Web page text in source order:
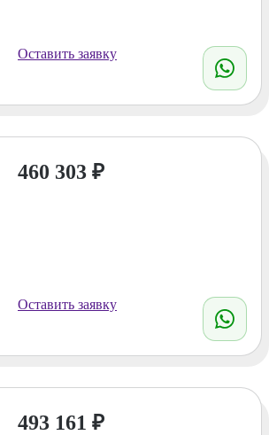
Оставить заявку
460 303 ₽
Оставить заявку
493 161 ₽